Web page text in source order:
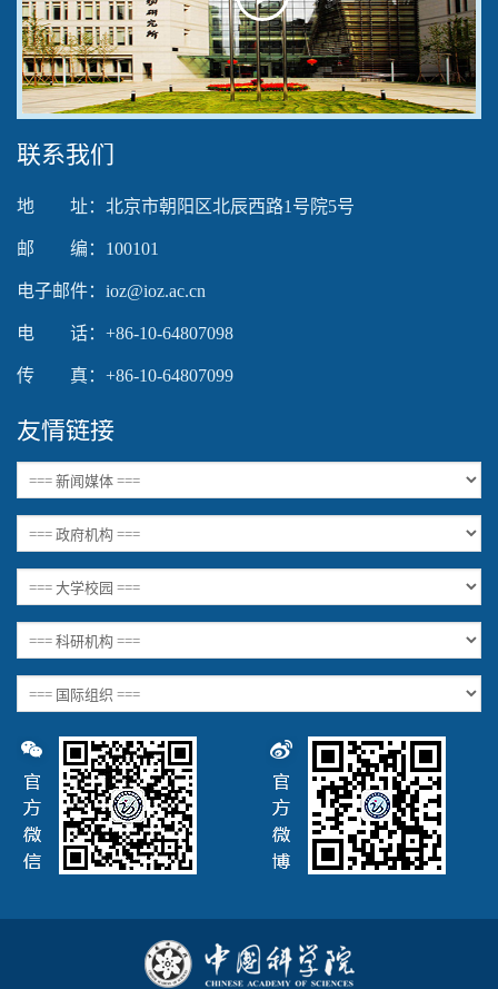
Play
Video
联系我们
地 址：北京市朝阳区北辰西路1号院5号
邮 编：100101
电子邮件：ioz@ioz.ac.cn
电 话：+86-10-64807098
传 真：+86-10-64807099
友情链接